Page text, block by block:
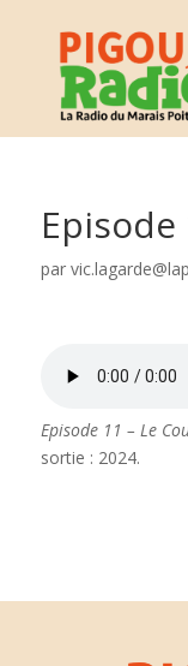
Episode
par
Episode 11 – Le
sortie : 2024.